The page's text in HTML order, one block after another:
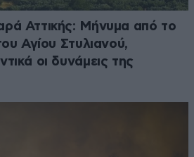
Αττικής: Μήνυμα από το
Αγίου Στυλιανού,
οι δυνάμεις της